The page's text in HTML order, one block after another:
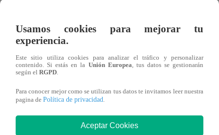
Leonard León, el cantante de cumbia padre de los hijos
encuentra con tres meses de embarazo. El artista
“Quiero ante todo agradecer a Dios por haber permitido
Usamos cookies para mejorar tu
experiencia.
Este sitio utiliza cookies para analizar el tráfico y personalizar
contenido. Si estás en la Unión Europea, tus datos se gestionarán
según el RGPD.
Para conocer mejor como se utilizan tus datos te invitamos leer nuestra
pagina de Política de privacidad.
Aceptar Cookies